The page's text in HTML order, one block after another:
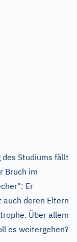
des Studiums fällt
Bruch im
Er
auch deren Eltern
Über allem
es weitergehen?